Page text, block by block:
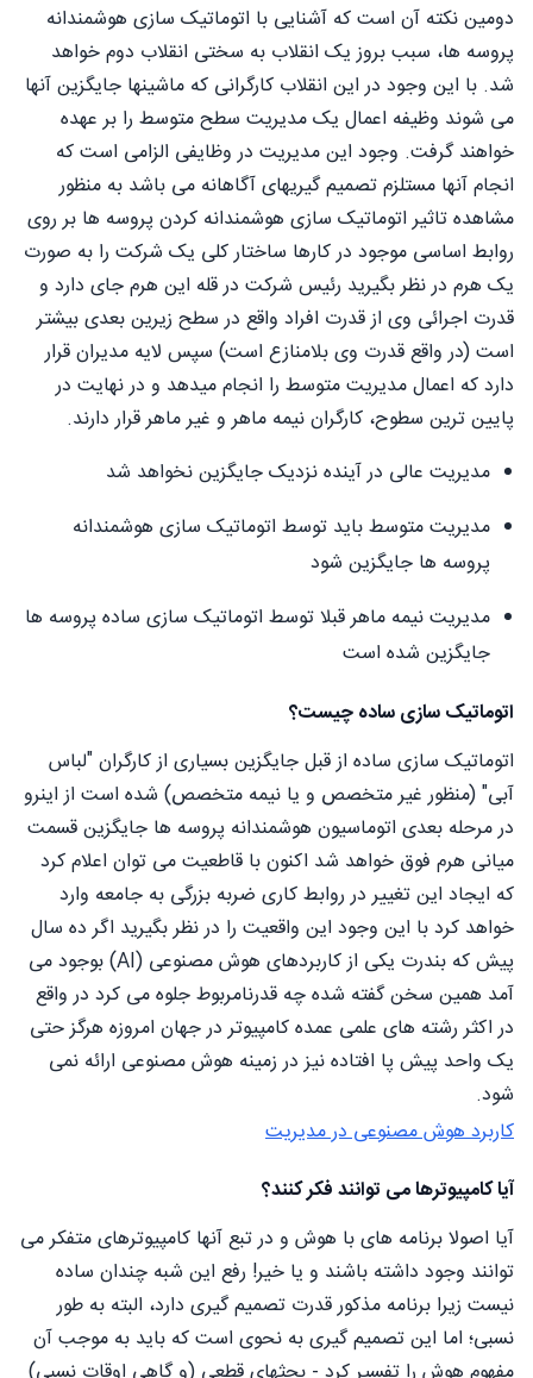
دومین نکته آن است که آشنایی با اتوماتیک سازی هوشمندانه
پروسه ها، سبب بروز یک انقلاب به سختی انقلاب دوم خواهد
شد. با این وجود در این انقلاب کارگرانی که ماشینها جایگزین آنها
می شوند وظیفه اعمال یک مدیریت سطح متوسط را بر عهده
خواهند گرفت. وجود این مدیریت در وظایفی الزامی است که
انجام آنها مستلزم تصمیم گیریهای آگاهانه می باشد به منظور
مشاهده تاثیر اتوماتیک سازی هوشمندانه کردن پروسه ها بر روی
روابط اساسی موجود در کارها ساختار کلی یک شرکت را به صورت
یک هرم در نظر بگیرید رئیس شرکت در قله این هرم جای دارد و
قدرت اجرائی وی از قدرت افراد واقع در سطح زیرین بعدی بیشتر
است (در واقع قدرت وی بلامنازع است) سپس لایه مدیران قرار
دارد که اعمال مدیریت متوسط را انجام میدهد و در نهایت در
پایین ترین سطوح، کارگران نیمه ماهر و غير ماهر قرار دارند.
مدیریت عالی در آینده نزدیک جایگزین نخواهد شد
مدیریت متوسط باید توسط اتوماتیک سازی هوشمندانه
پروسه ها جایگزین شود
مدیریت نیمه ماهر قبلا توسط اتوماتیک سازی ساده پروسه ها
جایگزین شده است
اتوماتیک سازی ساده چیست؟
اتوماتیک سازی ساده از قبل جایگزین بسیاری از کارگران "لباس
آبی" (منظور غیر متخصص و یا نیمه متخصص) شده است از اینرو
در مرحله بعدی اتوماسیون هوشمندانه پروسه ها جایگزین قسمت
میانی هرم فوق خواهد شد اکنون با قاطعیت می توان اعلام کرد
که ایجاد این تغییر در روابط کاری ضربه بزرگی به جامعه وارد
خواهد کرد با این وجود این واقعیت را در نظر بگیرید اگر ده سال
پیش که بندرت یکی از کاربردهای هوش مصنوعی (AI) بوجود می
آمد همین سخن گفته شده چه قدرنامربوط جلوه می کرد در واقع
در اکثر رشته های علمی عمده کامپیوتر در جهان امروزه هرگز حتی
یک واحد پیش پا افتاده نیز در زمینه هوش مصنوعی ارائه نمی
شود.
کاربرد هوش مصنوعی در مدیریت
آیا کامپیوترها می توانند فکر کنند؟
آیا اصولا برنامه های با هوش و در تبع آنها کامپیوترهای متفکر می
توانند وجود داشته باشند و یا خیر! رفع این شبه چندان ساده
نیست زیرا برنامه مذکور قدرت تصمیم گیری دارد، البته به طور
نسبی؛ اما این تصمیم گیری به نحوی است که باید به موجب آن